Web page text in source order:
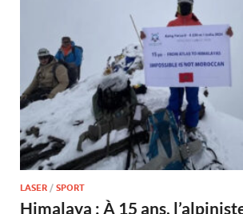
LASER / SPORT
Himalaya : À 15 ans,